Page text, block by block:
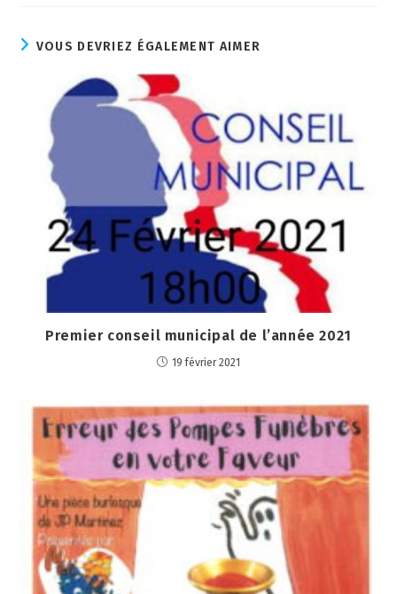
VOUS DEVRIEZ ÉGALEMENT AIMER
Premier conseil municipal de l’année 2021
19 février 2021